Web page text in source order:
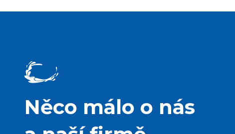
Něco málo o nás